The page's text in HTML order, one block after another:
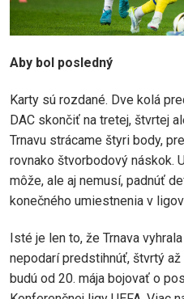
Aby bol posledný
Karty sú rozdané. Dve kolá
DAC skončiť na tretej, štvrtej
Trnavu strácame štyri body,
rovnako štvorbodový náskok.
môže, ale aj nemusí, padnúť
konečného umiestnenia v
Isté je len to, že Trnava
nepodarí predstihnúť, štvrtý
budú od 20. mája bojovať o